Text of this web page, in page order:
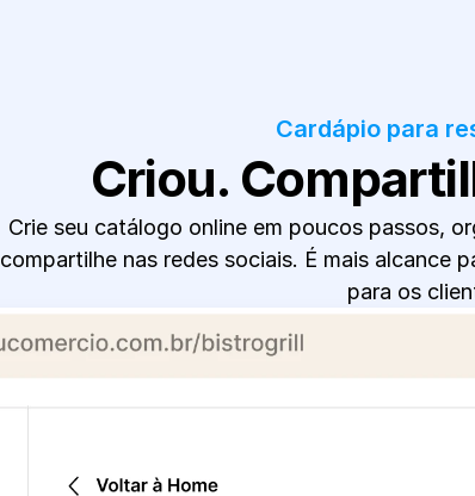
Cardápio para
Criou.
Crie seu catálogo online em poucos passos,
compartilhe nas redes sociais. É mais alcance
para os